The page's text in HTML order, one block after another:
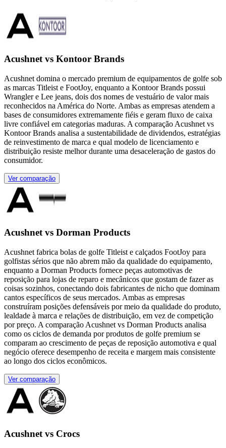
Acushnet vs Kontoor Brands
Acushnet domina o mercado premium de equipamentos de golfe sob
as marcas Titleist e FootJoy, enquanto a Kontoor Brands possui
Wrangler e Lee jeans, dois dos nomes de vestuário de valor mais
reconhecidos na América do Norte. Ambas as empresas atendem a
bases de consumidores extremamente fiéis e geram fluxo de caixa
livre confiável em categorias maduras. A comparação Acushnet vs
Kontoor Brands analisa a sustentabilidade de dividendos, estratégias
de reinvestimento de marca e qual modelo de licenciamento e
distribuição resiste melhor durante uma desaceleração de gastos do
consumidor.
Ver comparação
Acushnet vs Dorman Products
Acushnet fabrica bolas de golfe Titleist e calçados FootJoy para
golfistas sérios que não abrem mão da qualidade do equipamento,
enquanto a Dorman Products fornece peças automotivas de
reposição para lojas de reparo e mecânicos que gostam de fazer as
coisas sozinhos, conectando dois fabricantes de nicho que dominam
cantos específicos de seus mercados. Ambas as empresas
construíram posições defensáveis por meio da qualidade do produto,
lealdade à marca e relações de distribuição, em vez de competição
por preço. A comparação Acushnet vs Dorman Products analisa
como os ciclos de demanda por produtos de golfe premium se
comparam ao crescimento de peças de reposição automotiva e qual
negócio oferece desempenho de receita e margem mais consistente
ao longo dos ciclos econômicos.
Ver comparação
Acushnet vs Crocs